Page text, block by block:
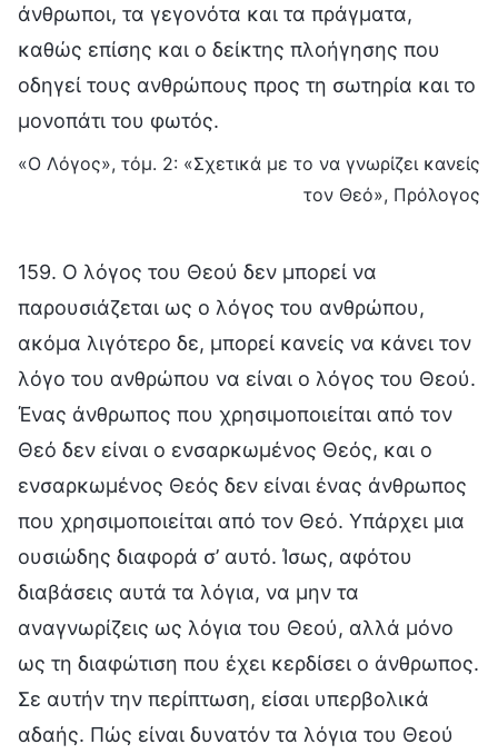
άνθρωποι, τα γεγονότα και τα πράγματα,
καθώς επίσης και ο δείκτης πλοήγησης που
οδηγεί τους ανθρώπους προς τη σωτηρία και το
μονοπάτι του φωτός.
«Ο Λόγος», τόμ. 2: «Σχετικά με το να γνωρίζει κανείς
τον Θεό», Πρόλογος
159. Ο λόγος του Θεού δεν μπορεί να
παρουσιάζεται ως ο λόγος του ανθρώπου,
ακόμα λιγότερο δε, μπορεί κανείς να κάνει τον
λόγο του ανθρώπου να είναι ο λόγος του Θεού.
Ένας άνθρωπος που χρησιμοποιείται από τον
Θεό δεν είναι ο ενσαρκωμένος Θεός, και ο
ενσαρκωμένος Θεός δεν είναι ένας άνθρωπος
που χρησιμοποιείται από τον Θεό. Υπάρχει μια
ουσιώδης διαφορά σ’ αυτό. Ίσως, αφότου
διαβάσεις αυτά τα λόγια, να μην τα
αναγνωρίζεις ως λόγια του Θεού, αλλά μόνο
ως τη διαφώτιση που έχει κερδίσει ο άνθρωπος.
Σε αυτήν την περίπτωση, είσαι υπερβολικά
αδαής. Πώς είναι δυνατόν τα λόγια του Θεού